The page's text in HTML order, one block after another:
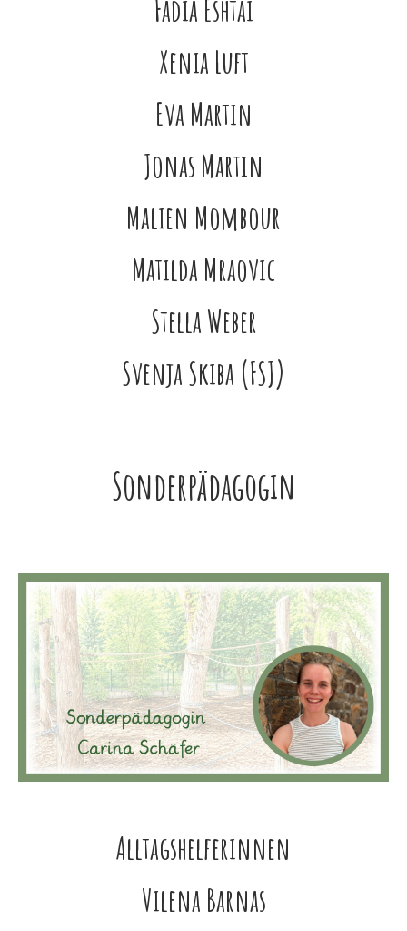
Fadia Eshtai
Xenia Luft
Eva Martin
Jonas Martin
Malien Mombour
Matilda Mraovic
Stella Weber
Svenja Skiba (FSJ)
Sonderpädagogin
Alltagshelferinnen
Vilena Barnas